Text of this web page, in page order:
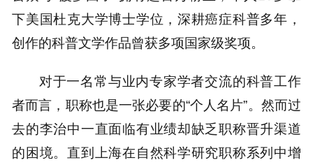
下美国杜克大学博士学位，深耕癌症科普多年，
创作的科普文学作品曾获多项国家级奖项。
对于一名常与业内专家学者交流的科普工作
者而言，职称也是一张必要的“个人名片”。然而过
去的李治中一直面临有业绩却缺乏职称晋升渠道
的困境。直到上海在自然科学研究职称系列中增